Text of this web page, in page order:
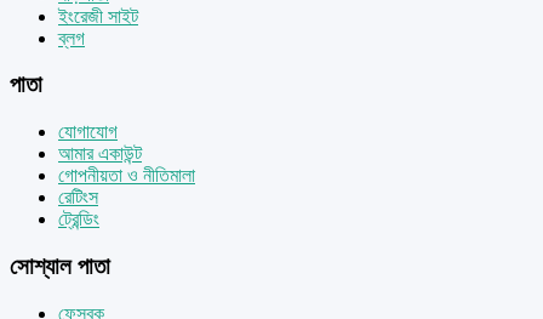
ইংরেজী সাইট
ব্লগ
পাতা
যোগাযোগ
আমার একাউন্ট
গোপনীয়তা ও নীতিমালা
রেটিংস
ট্রেন্ডিং
সোশ্যাল পাতা
ফেসবুক